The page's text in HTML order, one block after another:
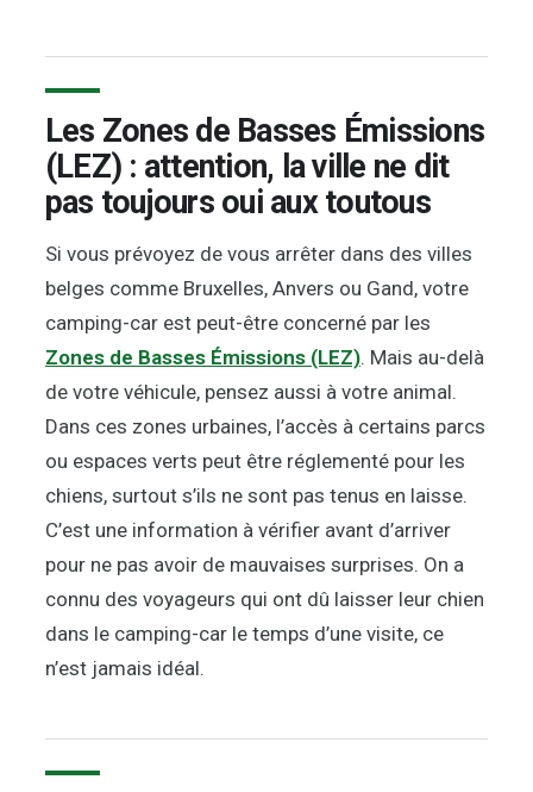
Les Zones de Basses Émissions
(LEZ) : attention, la ville ne dit
pas toujours oui aux toutous
Si vous prévoyez de vous arrêter dans des villes
belges comme Bruxelles, Anvers ou Gand, votre
camping-car est peut-être concerné par les
Zones de Basses Émissions (LEZ). Mais au-delà
de votre véhicule, pensez aussi à votre animal.
Dans ces zones urbaines, l’accès à certains parcs
ou espaces verts peut être réglementé pour les
chiens, surtout s’ils ne sont pas tenus en laisse.
C’est une information à vérifier avant d’arriver
pour ne pas avoir de mauvaises surprises. On a
connu des voyageurs qui ont dû laisser leur chien
dans le camping-car le temps d’une visite, ce
n’est jamais idéal.